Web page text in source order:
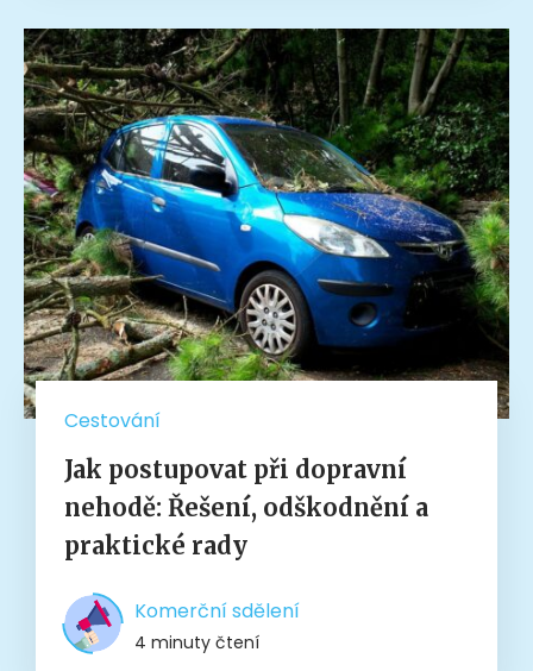
Cestování
Jak postupovat při dopravní
nehodě: Řešení, odškodnění a
praktické rady
Komerční sdělení
4 minuty čtení